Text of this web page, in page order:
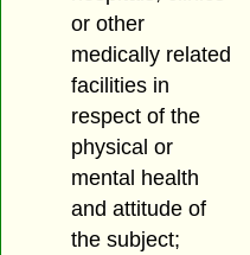
or other
medically related
facilities in
respect of the
physical or
mental health
and attitude of
the subject;